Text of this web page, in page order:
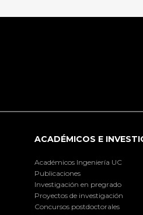
ACADÉMICOS E
Académicos Ingeniería UC
Publicaciones
Investigación en pregrado
Proyectos de investigación
Concursos postdoctorales